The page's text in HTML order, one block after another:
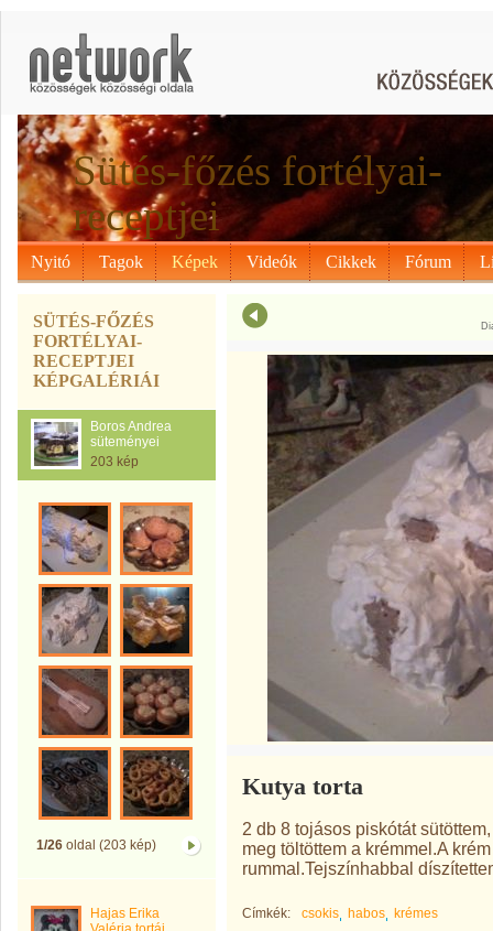
Sütés-főzés fortélyai-
receptjei
Nyitó Tagok Képek Videók Cikkek Fórum
SÜTÉS-FŐZÉS
FORTÉLYAI-
RECEPTJEI
KÉPGALÉRIÁI
Boros Andrea
süteményei
203 kép
1/26oldal (203 kép)
Hajas Erika
Kutya torta
2 db 8 tojásos piskótát
meg töltöttem a krémmel.A
rummal.Tejszínhabbal
Címkék: csokis habos
krémes